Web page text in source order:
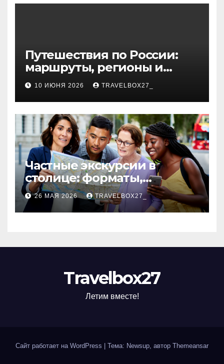
волокна
Путешествия по России:
маршруты, регионы и
особенности поездок
10 ИЮНЯ 2026 TRAVELBOX27_
Частные экскурсии в
столице: форматы,
маршруты и особенности
организации
26 МАЯ 2026 TRAVELBOX27_
Travelbox27
Летим вместе!
Сайт работает на WordPress Тема: Newsup, автор Themeansar